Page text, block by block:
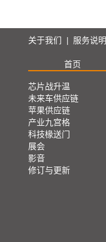
关于我们 服务说明
首页
芯片战升温
未来车供应链
苹果供应链
产业九宫格
科技椽送门
展会
影音
修订与更新